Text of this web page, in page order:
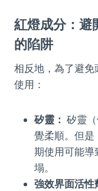
紅燈成分：避
的陷阱
相反地，為了避
使用：
矽靈： 矽靈
覺柔順。但是
期使用可能導
塌。
強效界面活性